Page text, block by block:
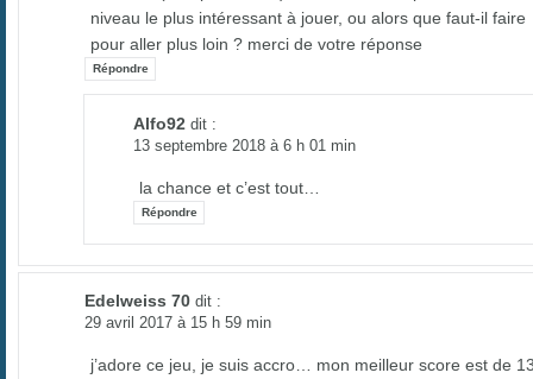
niveau le plus intéressant à jouer, ou alors que faut-il faire
pour aller plus loin ? merci de votre réponse
Répondre
Alfo92 dit :
13 septembre 2018 à 6 h 01 min
la chance et c’est tout…
Répondre
Edelweiss 70 dit :
29 avril 2017 à 15 h 59 min
j’adore ce jeu, je suis accro… mon meilleur score est de